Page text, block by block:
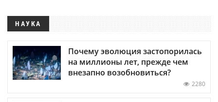
НАУКА
Почему эволюция застопорилась
на миллионы лет, прежде чем
внезапно возобновиться?
2280